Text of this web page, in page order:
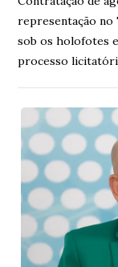
representação no
sob os holofotes
processo